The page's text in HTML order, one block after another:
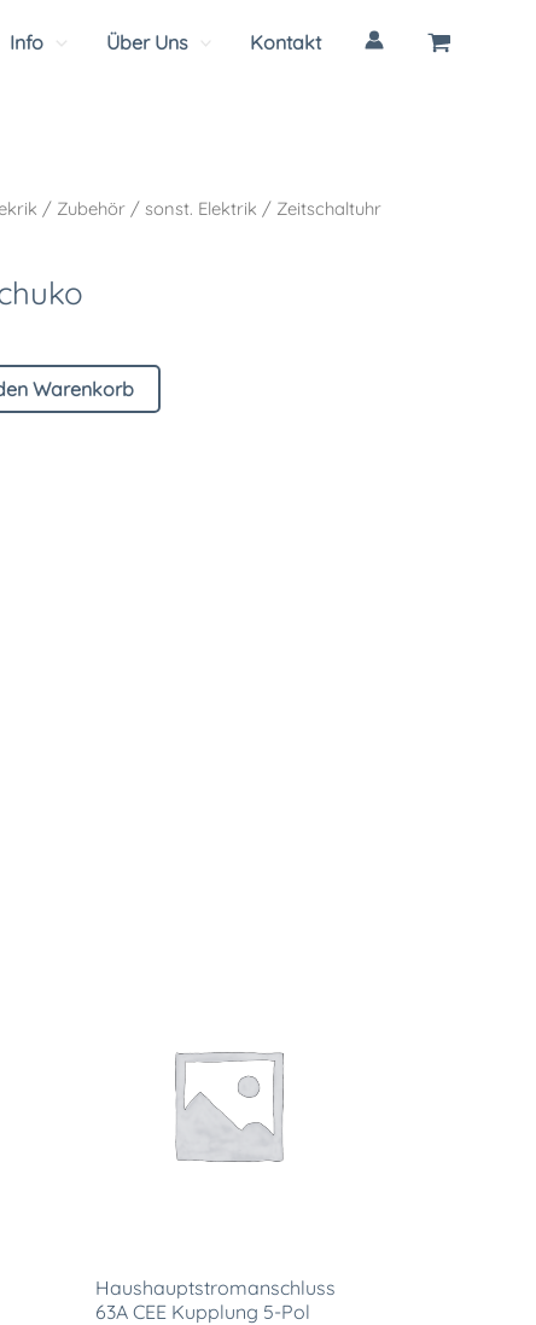
Info Über Uns Kontakt
/ Zubehör/ sonst. Elektrik / Zeitschaltuhr
Warenkorb
Haushauptstromanschluss
63A CEE Kupplung 5-Pol